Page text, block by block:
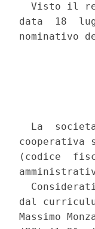
Visto il
data  18
nominativo
La
(codice
dal
Massimo